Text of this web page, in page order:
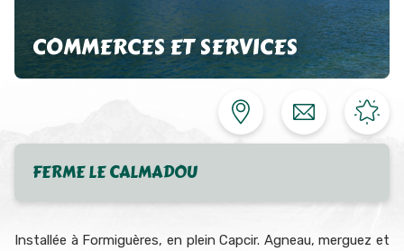
COMMERCES ET SERVICES
FERME LE CALMADOU
Installée à Formiguères, en plein Capcir. Agneau, merguez et